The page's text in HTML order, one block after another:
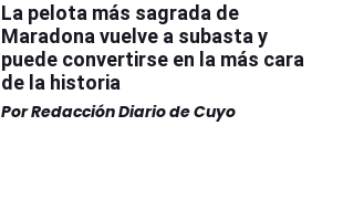
La pelota más sagrada de
Maradona vuelve a subasta y
puede convertirse en la más cara
de la historia
PorRedacción Diario de Cuyo